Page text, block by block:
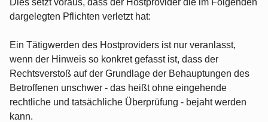
Dies setzt voraus, dass der Hostprovider die im Folgenden
dargelegten Pflichten verletzt hat:
Ein Tätigwerden des Hostproviders ist nur veranlasst,
wenn der Hinweis so konkret gefasst ist, dass der
Rechtsverstoß auf der Grundlage der Behauptungen des
Betroffenen unschwer - das heißt ohne eingehende
rechtliche und tatsächliche Überprüfung - bejaht werden
kann.